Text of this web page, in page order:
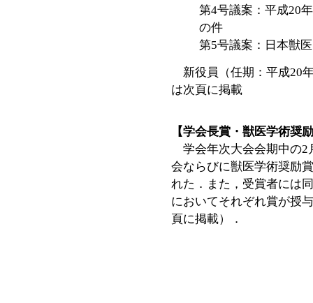
第4号議案：平成20
の件
第5号議案：日本獣
新役員（任期：平成20
は次頁に掲載
【学会長賞・獣医学術奨
学会年次大会会期中の2
会ならびに獣医学術奨励
れた．また，受賞者には
においてそれぞれ賞が授
頁に掲載）．